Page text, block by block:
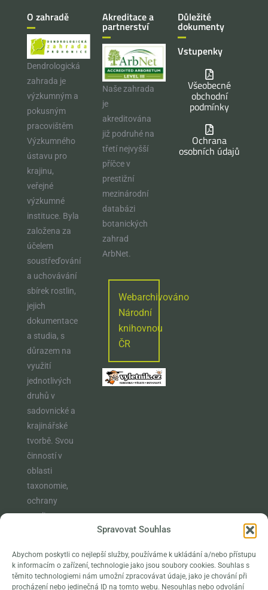
Spravovat Souhlas
Abychom poskytli co nejlepší služby, používáme k ukládání a/nebo přístupu
k informacím o zařízení, technologie jako jsou soubory cookies. Souhlas s
těmito technologiemi nám umožní zpracovávat údaje, jako je chování při
procházení nebo jedinečná ID na tomto webu. Nesouhlas nebo odvolání
O zahradě
Dendrologická
zahrada je
výzkumným a
pokusným
pracovištěm
Výzkumného
ústavu pro
krajinu,
veřejné
výzkumné
instituce. Byla
založena za
účelem
soustřeďování
a uchovávání
sbírek rostlin,
jejich
dokumentace
a studia, s
důrazem na
využití
jednotlivých
druhů v
sadovnické a
krajinářské
tvorbě. Svou
činností v
oblasti
taxonomie,
ochrany
rostlin,
naplňuje
poslání
Akreditace a
partnerství
Naše zahrada
je
akreditována
již podruhé na
třetí nejvyšší
příčce v
prestižní
mezinárodní
databázi
botanických
zahrad
ArbNet.
Webarchivováno
Národní
knihovnou
ČR
Důležité
dokumenty
Vstupenky
Všeobecné
obchodní
podmínky
Ochrana
osobních údajů